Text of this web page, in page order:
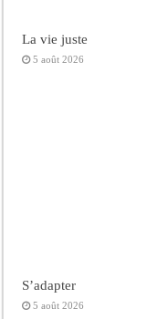
La vie juste
5 août 2026
S’adapter
5 août 2026